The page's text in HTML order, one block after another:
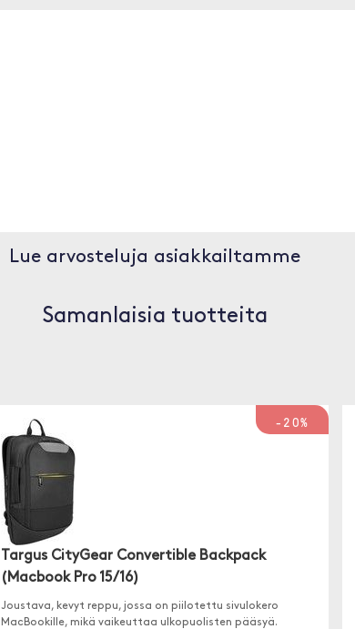
Lue arvosteluja asiakkailtamme
Samanlaisia tuotteita
-20%
Targus CityGear Convertible Backpack
(Macbook Pro 15/16)
Joustava, kevyt reppu, jossa on piilotettu sivulokero
MacBookille, mikä vaikeuttaa ulkopuolisten pääsyä.